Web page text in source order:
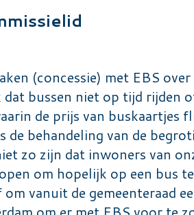
(concessie) met EBS
dat bussen niet op tijd rijden
de prijs van buskaartjes
behandeling van de
zo zijn dat inwoners van
om hopelijk op een bus
vanuit de gemeenteraad